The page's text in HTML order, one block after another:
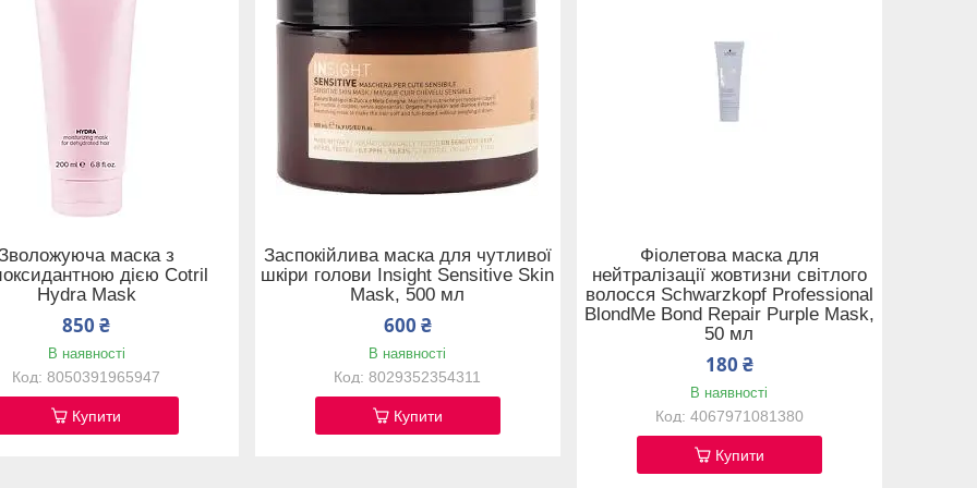
маска з
дією Cotril
Hydra Mask
850 ₴
В наявності
8050391965947
Купити
Заспокійлива маска для чутливої
шкіри голови Insight Sensitive Skin
Mask, 500 мл
600 ₴
В наявності
8029352354311
Купити
Фіолетова маска для
нейтралізації жовтизни світлого
волосся Schwarzkopf Professional
BlondMe Bond Repair Purple Mask,
50 мл
180 ₴
В наявності
4067971081380
Купити